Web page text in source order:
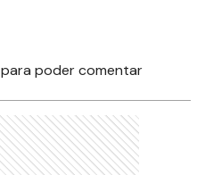
para poder comentar